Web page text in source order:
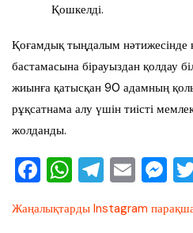
Қошкелді.
Қоғамдық тыңдалым нәтижесінде
бастамасына бірауыздан қолдау
жиынға қатысқан 90 адамның
рұқсатнама алу үшін тиісті
жолданды.
F
c
W
at
T
el
e
E
ai
M
ss
Жаңалықтарды Instagram